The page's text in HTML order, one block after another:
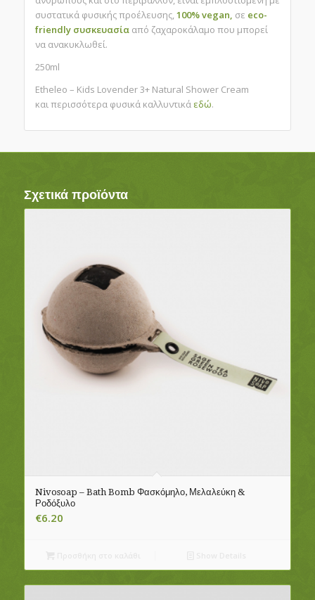
συστατικά φυσικής προέλευσης,100% vegan, σε eco-
friendly συσκευασίααπό ζαχαροκάλαμο που μπορεί
να ανακυκλωθεί.
250ml
Etheleo – Kids Lovender 3+ Natural Shower Cream
και περισσότερα φυσικά καλλυντικά εδώ.
Σχετικά προϊόντα
Nivosoap – Bath Bomb Φασκόμηλο, Μελαλεύκη &
Ροδόξυλο
€6.20